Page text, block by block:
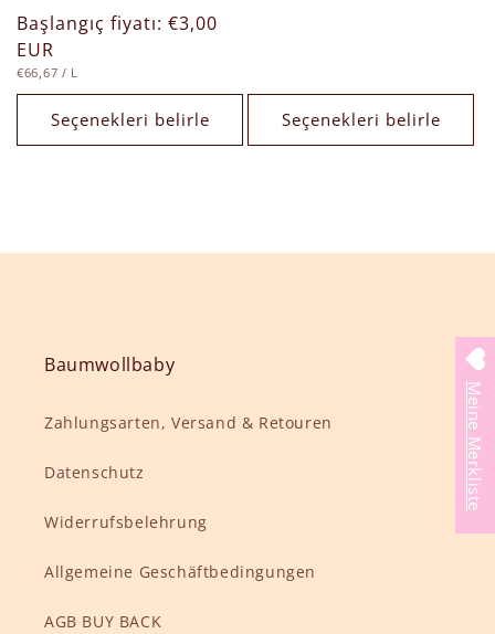
değerlendirme
Normal
fiyat
Başlangıç fiyatı: €3,00
EUR
BIRIM
€66,67 / /
L
Seçenekleri belirle Seçenekleri belirle
Baumwollbaby
Zahlungsarten, Versand & Retouren
Datenschutz
Widerrufsbelehrung
Allgemeine Geschäftbedingungen
AGB BUY BACK
Meine Merkliste